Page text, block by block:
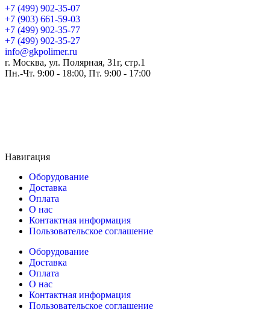
+7 (499) 902-35-07
+7 (903) 661-59-03
+7 (499) 902-35-77
+7 (499) 902-35-27
info@gkpolimer.ru
г. Москва, ул. Полярная, 31г, стр.1
Пн.-Чт. 9:00 - 18:00, Пт. 9:00 - 17:00
Навигация
Оборудование
Доставка
Оплата
О нас
Контактная информация
Пользовательское соглашение
Оборудование
Доставка
Оплата
О нас
Контактная информация
Пользовательское соглашение